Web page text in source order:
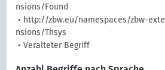
nsions/Found
• http://zbw.eu/namespaces/zbw-exte
nsions/Thsys
• Veralteter Begriff